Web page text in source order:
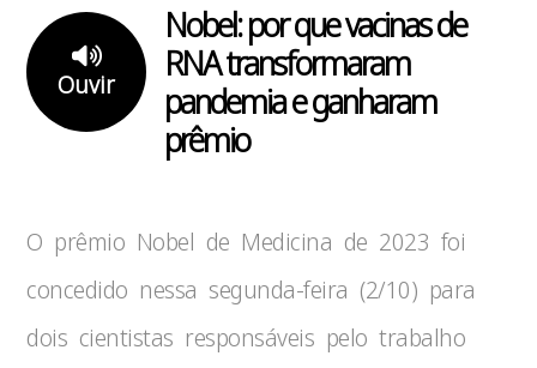
Nobel: por que vacinas de
RNA transformaram
pandemia e ganharam
prêmio
Ouvir
O prêmio Nobel de Medicina de 2023 foi
concedido nessa segunda-feira (2/10) para
dois cientistas responsáveis pelo trabalho